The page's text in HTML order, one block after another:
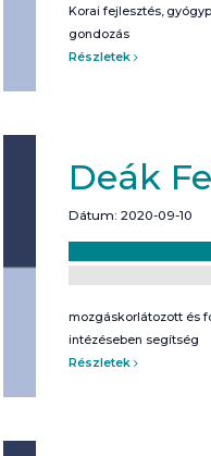
Korai fejlesztés,
gondozás
Részletek
Deák
Dátum: 2020-09-10
mozgáskorlátozott és
intézéseben segítség
Részletek